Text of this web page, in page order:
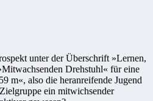
unter der Überschrift »Lernen,
Drehstuhl« für eine
m«, also die heranreifende Jugend
ein mitwichsender